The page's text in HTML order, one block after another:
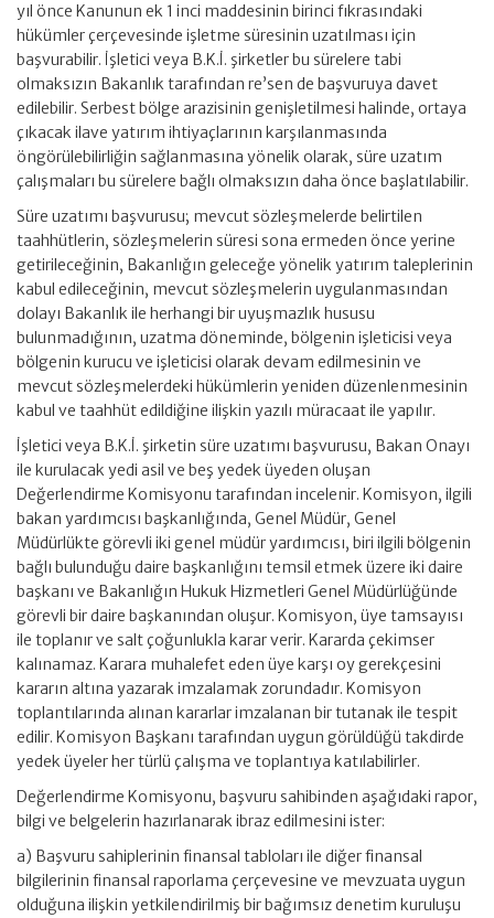
yıl önce Kanunun ek 1 inci maddesinin birinci fıkrasındaki
hükümler çerçevesinde işletme süresinin uzatılması için
başvurabilir. İşletici veya B.K.İ. şirketler bu sürelere tabi
olmaksızın Bakanlık tarafından re’sen de başvuruya davet
edilebilir. Serbest bölge arazisinin genişletilmesi halinde, ortaya
çıkacak ilave yatırım ihtiyaçlarının karşılanmasında
öngörülebilirliğin sağlanmasına yönelik olarak, süre uzatım
çalışmaları bu sürelere bağlı olmaksızın daha önce başlatılabilir.
Süre uzatımı başvurusu; mevcut sözleşmelerde belirtilen
taahhütlerin, sözleşmelerin süresi sona ermeden önce yerine
getirileceğinin, Bakanlığın geleceğe yönelik yatırım taleplerinin
kabul edileceğinin, mevcut sözleşmelerin uygulanmasından
dolayı Bakanlık ile herhangi bir uyuşmazlık hususu
bulunmadığının, uzatma döneminde, bölgenin işleticisi veya
bölgenin kurucu ve işleticisi olarak devam edilmesinin ve
mevcut sözleşmelerdeki hükümlerin yeniden düzenlenmesinin
kabul ve taahhüt edildiğine ilişkin yazılı müracaat ile yapılır.
İşletici veya B.K.İ. şirketin süre uzatımı başvurusu, Bakan Onayı
ile kurulacak yedi asil ve beş yedek üyeden oluşan
Değerlendirme Komisyonu tarafından incelenir. Komisyon, ilgili
bakan yardımcısı başkanlığında, Genel Müdür, Genel
Müdürlükte görevli iki genel müdür yardımcısı, biri ilgili bölgenin
bağlı bulunduğu daire başkanlığını temsil etmek üzere iki daire
başkanı ve Bakanlığın Hukuk Hizmetleri Genel Müdürlüğünde
görevli bir daire başkanından oluşur. Komisyon, üye tamsayısı
ile toplanır ve salt çoğunlukla karar verir. Kararda çekimser
kalınamaz. Karara muhalefet eden üye karşı oy gerekçesini
kararın altına yazarak imzalamak zorundadır. Komisyon
toplantılarında alınan kararlar imzalanan bir tutanak ile tespit
edilir. Komisyon Başkanı tarafından uygun görüldüğü takdirde
yedek üyeler her türlü çalışma ve toplantıya katılabilirler.
Değerlendirme Komisyonu, başvuru sahibinden aşağıdaki rapor,
bilgi ve belgelerin hazırlanarak ibraz edilmesini ister:
a) Başvuru sahiplerinin finansal tabloları ile diğer finansal
bilgilerinin finansal raporlama çerçevesine ve mevzuata uygun
olduğuna ilişkin yetkilendirilmiş bir bağımsız denetim kuruluşu